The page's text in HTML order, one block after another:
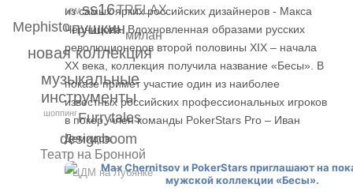
пушкин
ss16
новая коллекция
музыкальные
инструменты
Furrytales
designboom
Mephisto
Театр на Бронной
TRELAX
милан
ЦДМ на Лубянке
MW
шоппинг
из самых ярких российских дизайнеров - Макса
Черницова. Вдохновленная образами русских
революционеров второй половины XIX – начала
XX века, коллекция получила название «Бесы». В
показе примет участие один из наиболее
известных российских профессиональных игроков
в покер, член команды PokerStars Pro – Иван
Демидов.